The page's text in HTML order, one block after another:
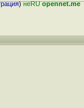
)неRUopennet.me